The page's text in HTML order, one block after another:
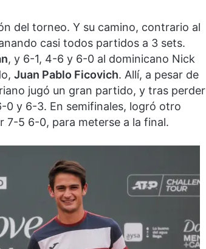
del torneo. Y su camino, contrario al
casi todos partidos a 3 sets.
, y 6-1, 4-6 y 6-0 al dominicano Nick
Juan Pablo Ficovich. Allí, a pesar de
jugó un gran partido, y tras perder
0 y 6-3. En semifinales, logró otro
7-5 6-0, para meterse a la final.